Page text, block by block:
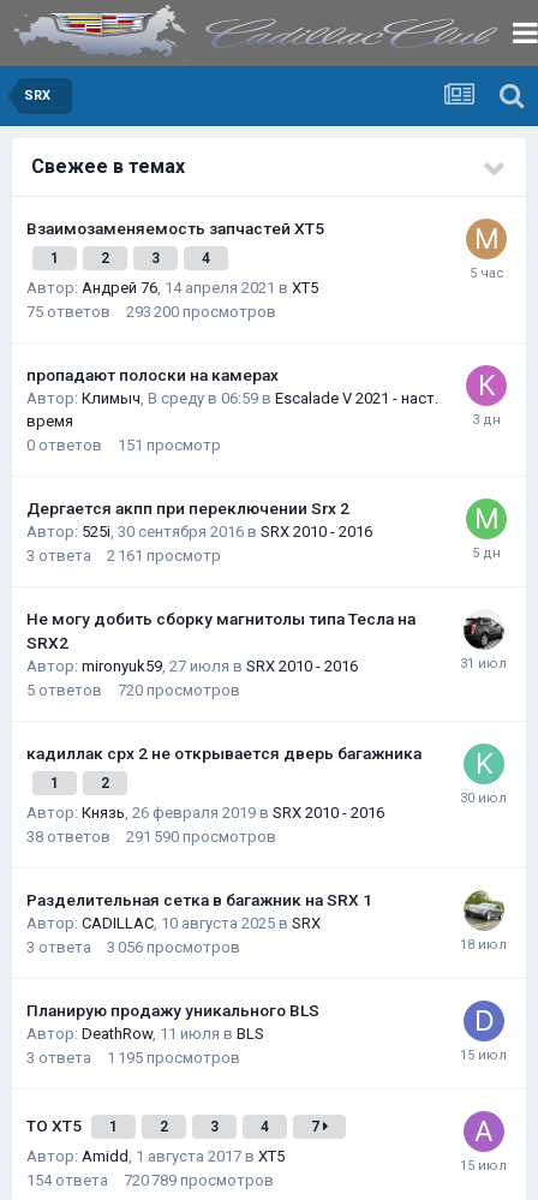
SRX
Свежее в темах
Взаимозаменяемость запчастей XT5
1 2 3 4
Автор: Андрей 76, 14 апреля 2021 в XT5
75 ответов 293 200 просмотров
пропадают полоски на камерах
Автор: Климыч, В среду в 06:59 в Escalade V 2021 - наст.
время
0 ответов 151 просмотр
Дергается акпп при переключении Srx 2
Автор: 525i, 30 сентября 2016 в SRX 2010 - 2016
3 ответа 2 161 просмотр
Не могу добить сборку магнитолы типа Тесла на
SRX2
Автор: mironyuk59, 27 июля в SRX 2010 - 2016
5 ответов 720 просмотров
кадиллак срх 2 не открывается дверь багажника
1 2
Автор: Князь, 26 февраля 2019 в SRX 2010 - 2016
38 ответов 291 590 просмотров
Разделительная сетка в багажник на SRX 1
Автор: CADILLAC, 10 августа 2025 в SRX
3 ответа 3 056 просмотров
Планирую продажу уникального BLS
Автор: DeathRow, 11 июля в BLS
3 ответа 1 195 просмотров
ТО XT5 1 2 3 4 7
Автор: Amidd, 1 августа 2017 в XT5
154 ответа 720 789 просмотров